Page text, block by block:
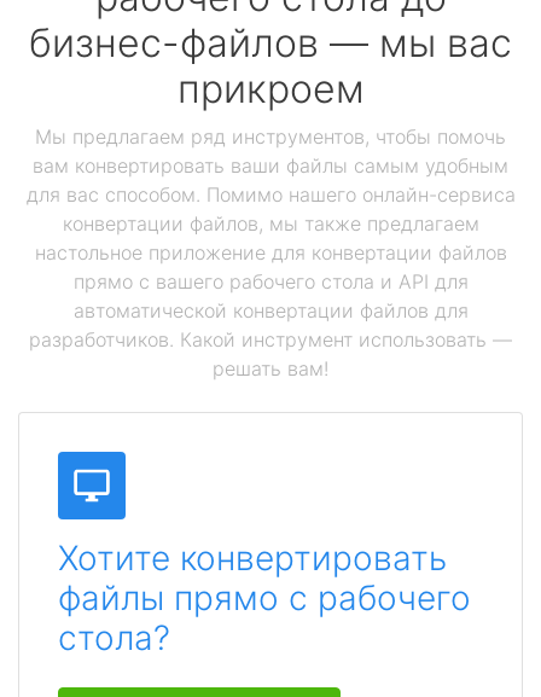
бизнес-файлов — мы вас
прикроем
Мы предлагаем ряд инструментов, чтобы помочь
вам конвертировать ваши файлы самым удобным
для вас способом. Помимо нашего онлайн-сервиса
конвертации файлов, мы также предлагаем
настольное приложение для конвертации файлов
прямо с вашего рабочего стола и API для
автоматической конвертации файлов для
разработчиков. Какой инструмент использовать —
решать вам!
Хотите конвертировать
файлы прямо с рабочего
стола?